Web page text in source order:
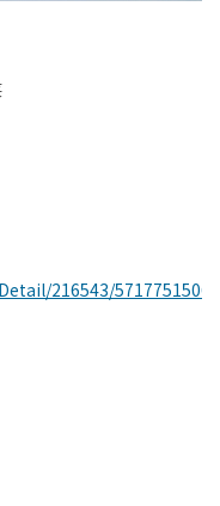
216543/